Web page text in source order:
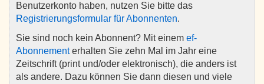
Benutzerkonto haben, nutzen Sie bitte das
Registrierungsformular für Abonnenten.
Sie sind noch kein Abonnent? Mit einem ef-
Abonnementerhalten Sie zehn Mal im Jahr eine
Zeitschrift (print und/oder elektronisch), die anders ist
als andere. Dazu können Sie dann diesen und viele